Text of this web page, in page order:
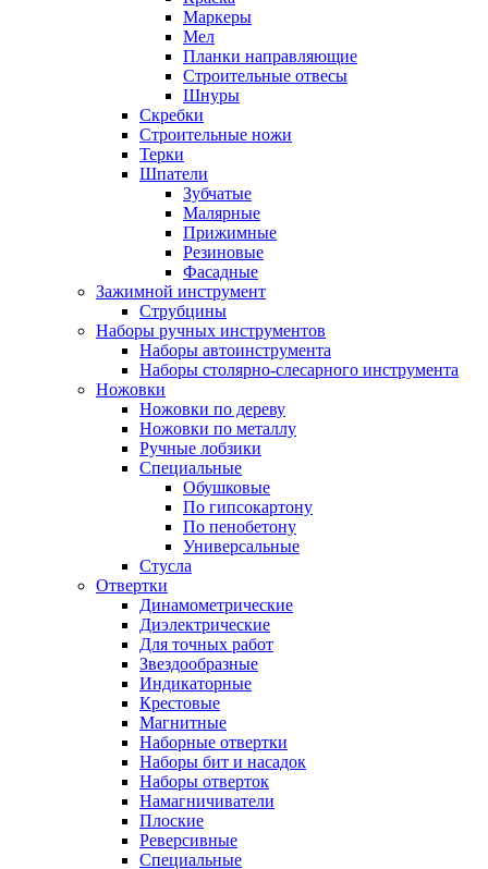
Маркеры
Мел
Планки направляющие
Строительные отвесы
Шнуры
Скребки
Строительные ножи
Терки
Шпатели
Зубчатые
Малярные
Прижимные
Резиновые
Фасадные
Зажимной инструмент
Струбцины
Наборы ручных инструментов
Наборы автоинструмента
Наборы столярно-слесарного инструмента
Ножовки
Ножовки по дереву
Ножовки по металлу
Ручные лобзики
Специальные
Обушковые
По гипсокартону
По пенобетону
Универсальные
Стусла
Отвертки
Динамометрические
Диэлектрические
Для точных работ
Звездообразные
Индикаторные
Крестовые
Магнитные
Наборные отвертки
Наборы бит и насадок
Наборы отверток
Намагничиватели
Плоские
Реверсивные
Специальные